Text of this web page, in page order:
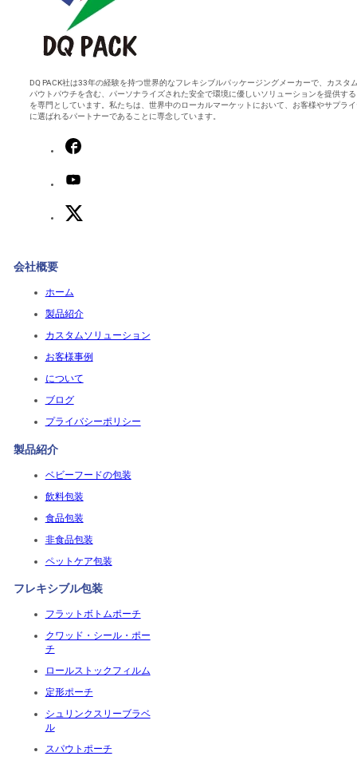
DQ PACK社は33年の経験を持つ世界的なフレキシブルパッケージングメーカーで、カスタ
パウトパウチを含む、パーソナライズされた安全で環境に優しいソリューションを提供す
を専門としています。私たちは、世界中のローカルマーケットにおいて、お客様やサプラ
に選ばれるパートナーであることに専念しています。
会社概要
ホーム
製品紹介
カスタムソリューション
お客様事例
について
ブログ
プライバシーポリシー
製品紹介
ベビーフードの包装
飲料包装
食品包装
非食品包装
ペットケア包装
フレキシブル包装
フラットボトムポーチ
クワッド・シール・ポー
チ
ロールストックフィルム
定形ポーチ
シュリンクスリーブラベ
ル
スパウトポーチ